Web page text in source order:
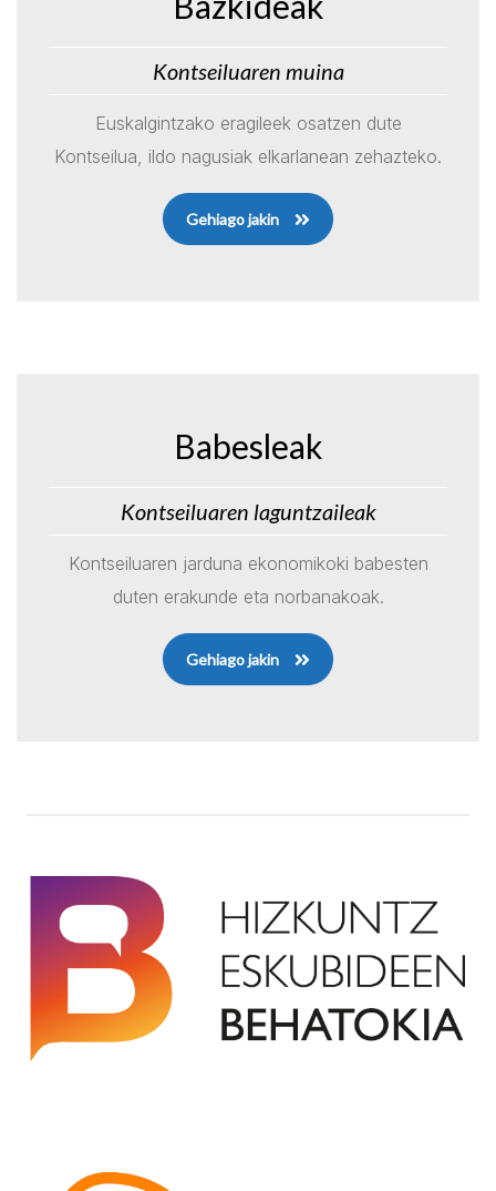
Kontseiluaren muina
Euskalgintzako eragileek osatzen dute
Kontseilua, ildo nagusiak elkarlanean zehazteko.
Gehiago jakin
Babesleak
Kontseiluaren laguntzaileak
Kontseiluaren jarduna ekonomikoki babesten
duten erakunde eta norbanakoak.
Gehiago jakin